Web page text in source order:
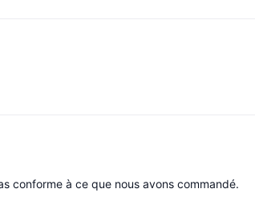
conforme à ce que nous avons commandé.